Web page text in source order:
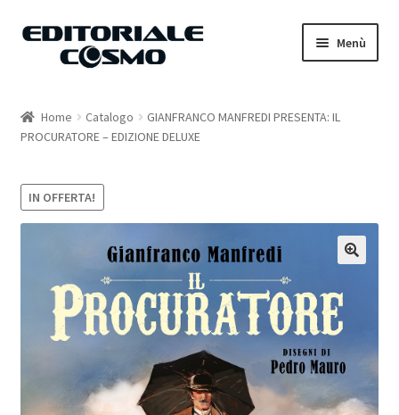
Vai
Vai
Menù
Catalogo
Carrello
Home Catalogo
GIANFRANCO MANFREDI PRESENTA: IL
PROCURATORE – EDIZIONE DELUXE
IN OFFERTA!